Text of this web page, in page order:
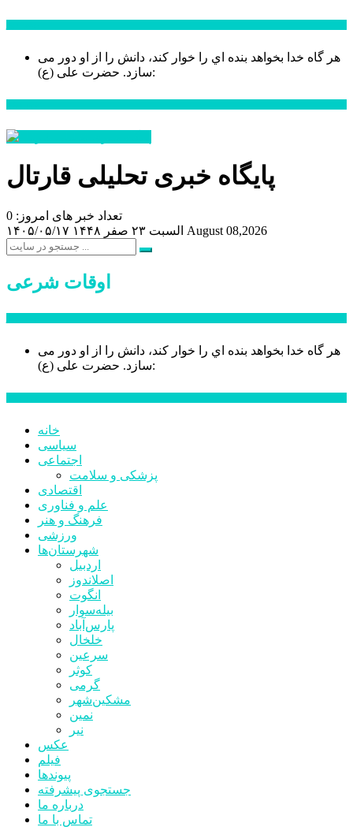
هر گاه خدا بخواهد بنده اي را خوار كند، دانش را از او دور می
سازد.حضرت علی (ع):
پایگاه خبری تحلیلی قارتال
تعداد خبر های امروز: 0
۱۴۰۵/۰۵/۱۷
السبت ۲۳ صفر ۱۴۴۸ August 08,2026
اوقات شرعی
هر گاه خدا بخواهد بنده اي را خوار كند، دانش را از او دور می
سازد.حضرت علی (ع):
خانه
سیاسی
اجتماعی
پزشکی و سلامت
اقتصادی
علم و فناوری
فرهنگ و هنر
ورزشی
شهرستان‌ها
اردبیل
اصلاندوز
انگوت
بیله‌سوار
پارس‌آباد
خلخال
سرعین
کوثر
گرمی
مشکین‌شهر
نمین
نیر
عکس
فیلم
پیوندها
جستجوی پیشرفته
درباره ما
تماس با ما